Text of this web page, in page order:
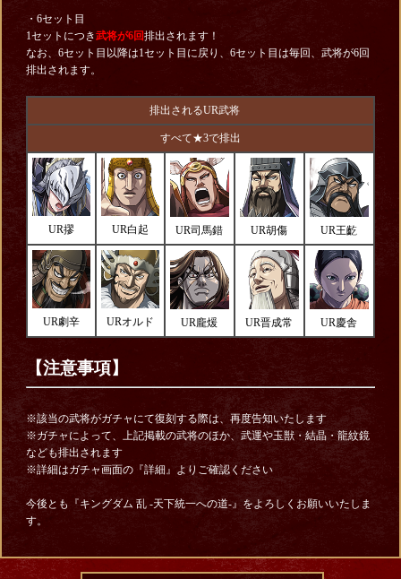
・6セット目
1セットにつき武将が6回排出されます！
なお、6セット目以降は1セット目に戻り、6セット目は毎回、武将が6回
排出されます。
排出されるUR武将
すべて★3で排出
UR摎 UR白起 UR司馬錯 UR胡傷 UR王齕
UR劇辛 URオルド UR龐煖 UR晋成常 UR慶舎
【注意事項】
※該当の武将がガチャにて復刻する際は、再度告知いたします
※ガチャによって、上記掲載の武将のほか、武運や玉獣・結晶・龍紋鏡
なども排出されます
※詳細はガチャ画面の『詳細』よりご確認ください
今後とも『キングダム 乱 -天下統一への道-』をよろしくお願いいたしま
す。